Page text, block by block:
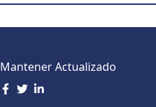
Mantener Actualizado